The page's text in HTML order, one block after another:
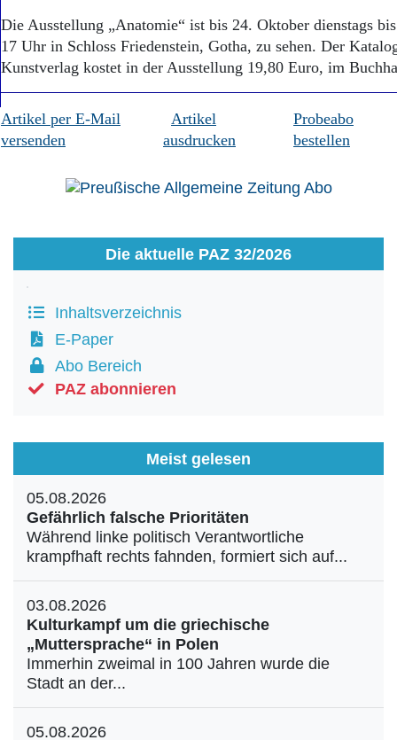
Die Ausstellung „Anatomie“ ist bis 24. Oktober dienstags
17 Uhr in Schloss Friedenstein, Gotha, zu sehen. Der
Kunstverlag kostet in der Ausstellung 19,80 Euro, im
Artikel per E-Mail
versenden
Artikel
ausdrucken
Probeabo
bestellen
Die aktuelle PAZ 32/2026
Inhaltsverzeichnis
E-Paper
Abo Bereich
PAZ abonnieren
Meist gelesen
05.08.2026
Gefährlich falsche Prioritäten
Während linke politisch Verantwortliche
krampfhaft rechts fahnden, formiert sich auf...
03.08.2026
Kulturkampf um die griechische
„Muttersprache“ in Polen
Immerhin zweimal in 100 Jahren wurde die
Stadt an der...
05.08.2026